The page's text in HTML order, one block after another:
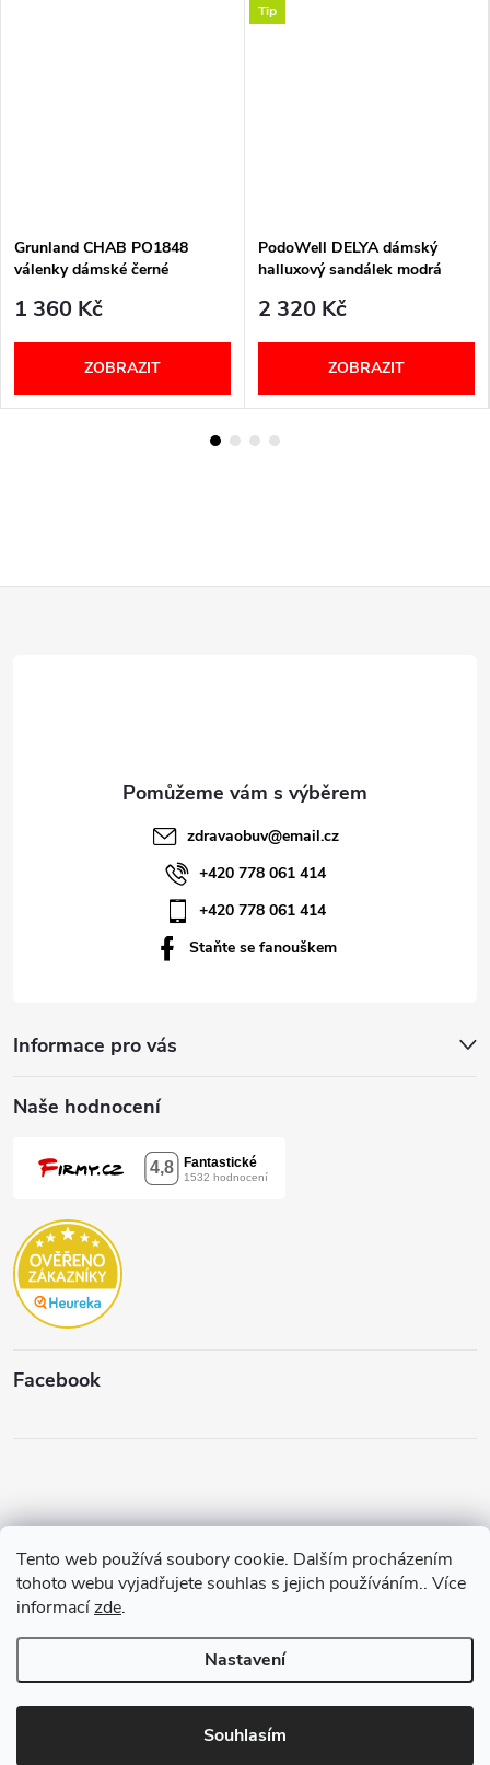
Tento web používá soubory cookie. Dalším procházením
tohoto webu vyjadřujete souhlas s jejich používáním.. Více
informacízde.
Nastavení
Souhlasím
Grunland CHAB PO1848
válenky dámské černé
1 360 Kč
ZOBRAZIT
Tip
PodoWell DELYA dámský
halluxový sandálek modrá
2 320 Kč
ZOBRAZIT
Informace pro vás
Naše hodnocení
Facebook
zdravaobuv@email.cz
+420 778 061 414
+420 778 061 414
Staňte se fanouškem
Vytvořil a spravuje Pohání Shoptet
Copyright 2026 Štěpánková & C. . Všechna práva vyhrazena.
Upravit
nastavení cookies